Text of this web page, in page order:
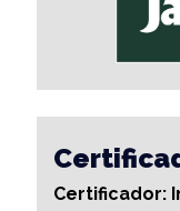
Certificador: